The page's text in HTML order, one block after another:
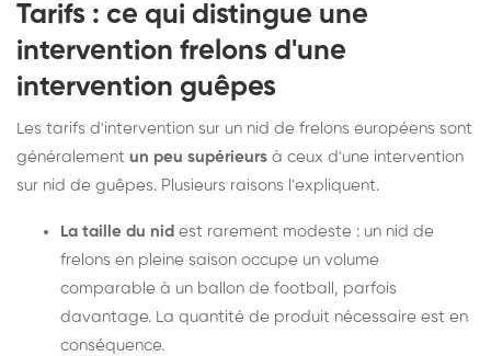
Tarifs : ce qui distingue une
intervention frelons d'une
intervention guêpes
Les tarifs d'intervention sur un nid de frelons européens sont
généralement un peu supérieurs à ceux d'une intervention
sur nid de guêpes. Plusieurs raisons l'expliquent.
La taille du nid est rarement modeste : un nid de
frelons en pleine saison occupe un volume
comparable à un ballon de football, parfois
davantage. La quantité de produit nécessaire est en
conséquence.